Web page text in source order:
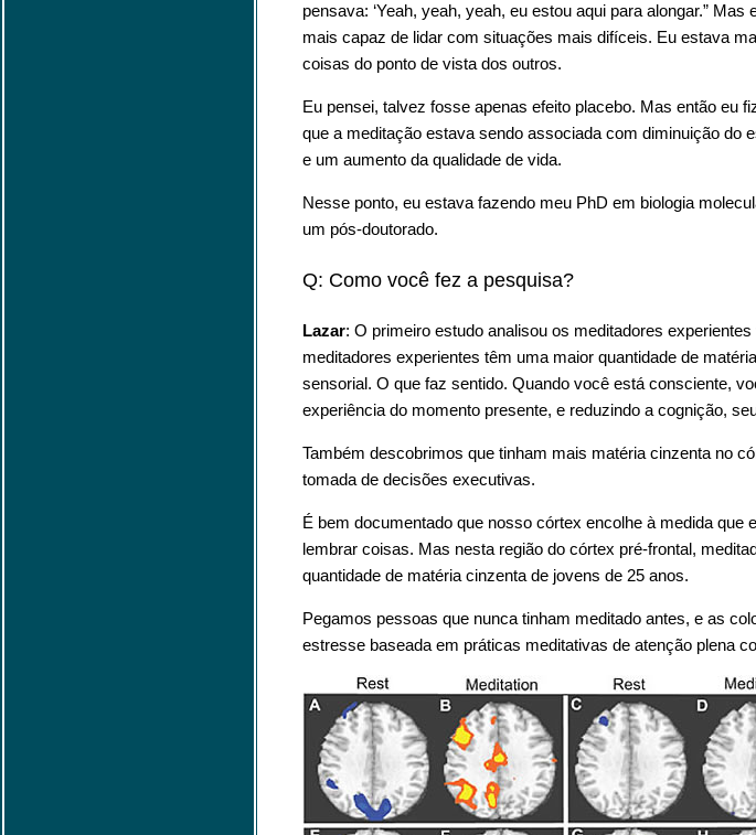
pensava: ‘Yeah, yeah, yeah, eu estou aqui para alongar.”
mais capaz de lidar com situações mais difíceis. Eu estava
coisas do ponto de vista dos outros.
Eu pensei, talvez fosse apenas efeito placebo. Mas então eu
que a meditação estava sendo associada com diminuição do
e um aumento da qualidade de vida.
Nesse ponto, eu estava fazendo meu PhD em biologia
um pós-doutorado.
Q: Como você fez a pesquisa?
Lazar: O primeiro estudo analisou os meditadores
meditadores experientes têm uma maior quantidade de
sensorial. O que faz sentido. Quando você está consciente,
experiência do momento presente, e reduzindo a cognição,
Também descobrimos que tinham mais matéria cinzenta no
tomada de decisões executivas.
É bem documentado que nosso córtex encolhe à medida
lembrar coisas. Mas nesta região do córtex pré-frontal,
quantidade de matéria cinzenta de jovens de 25 anos.
Pegamos pessoas que nunca tinham meditado antes, e as
estresse baseada em práticas meditativas de atenção plena